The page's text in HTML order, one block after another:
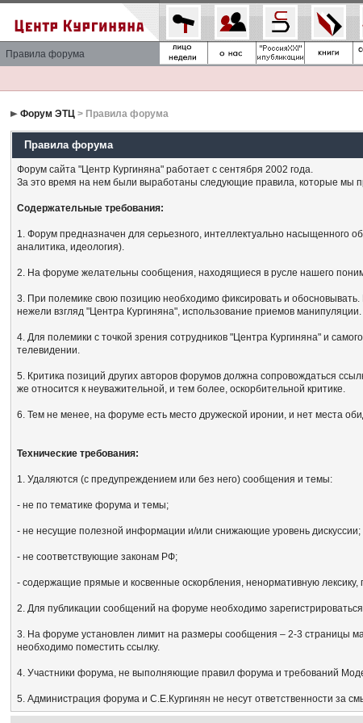
Правила форума
Форум ЭТЦ > Правила форума
Правила форума
Форум сайта "Центр Кургиняна" работает с сентября 2002 года.
За это время на нем были выработаны следующие правила, которые мы
Содержательные требования:
1. Форум предназначен для серьезного, интеллектуально насыщенного
аналитика, идеология).
2. На форуме желательны сообщения, находящиеся в русле нашего
3. При полемике свою позицию необходимо фиксировать и обосновывать.
нежели взгляд "Центра Кургиняна", использование приемов манипуляции.
4. Для полемики с точкой зрения сотрудников "Центра Кургиняна" и
телевидении.
5. Критика позиций других авторов форумов должна сопровождаться
же относится к неуважительной, и тем более, оскорбительной критике.
6. Тем не менее, на форуме есть место дружеской иронии, и нет места
Технические требования:
1. Удаляются (с предупреждением или без него) сообщения и темы:
- не по тематике форума и темы;
- не несущие полезной информации и/или снижающие уровень дискуссии;
- не соответствующие законам РФ;
- содержащие прямые и косвенные оскорбления, ненормативную
2. Для публикации сообщений на форуме необходимо
3. На форуме установлен лимит на размеры сообщения – 2-3 страницы
необходимо поместить ссылку.
4. Участники форума, не выполняющие правил форума и требований
5. Администрация форума и С.Е.Кургинян не несут ответственности за